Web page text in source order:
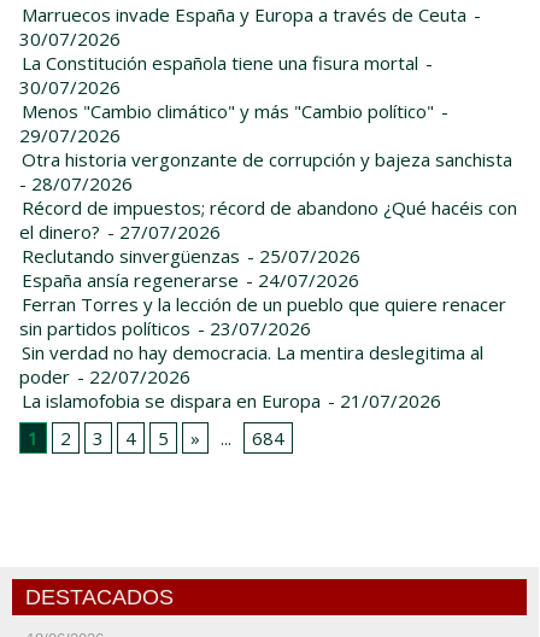
Marruecos invade España y Europa a través de Ceuta -
30/07/2026
La Constitución española tiene una fisura mortal -
30/07/2026
Menos "Cambio climático" y más "Cambio político" -
29/07/2026
Otra historia vergonzante de corrupción y bajeza sanchista
- 28/07/2026
Récord de impuestos; récord de abandono ¿Qué hacéis con
el dinero? - 27/07/2026
Reclutando sinvergüenzas - 25/07/2026
España ansía regenerarse - 24/07/2026
Ferran Torres y la lección de un pueblo que quiere renacer
sin partidos políticos - 23/07/2026
Sin verdad no hay democracia. La mentira deslegitima al
poder - 22/07/2026
La islamofobia se dispara en Europa - 21/07/2026
1
2 3 4 5 » ... 684
DESTACADOS